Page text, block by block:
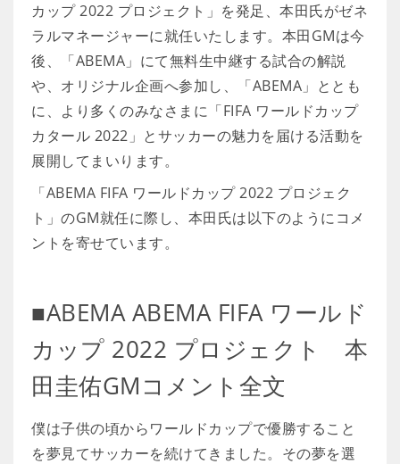
カップ 2022 プロジェクト」を発足、本田氏がゼネ
ラルマネージャーに就任いたします。本田GMは今
後、「ABEMA」にて無料生中継する試合の解説
や、オリジナル企画へ参加し、「ABEMA」ととも
に、より多くのみなさまに「FIFA ワールドカップ
カタール 2022」とサッカーの魅力を届ける活動を
展開してまいります。
「ABEMA FIFA ワールドカップ 2022 プロジェク
ト」のGM就任に際し、本田氏は以下のようにコメ
ントを寄せています。
■ABEMA ABEMA FIFA ワールド
カップ 2022 プロジェクト 本
田圭佑GMコメント全文
僕は子供の頃からワールドカップで優勝すること
を夢見てサッカーを続けてきました。その夢を選